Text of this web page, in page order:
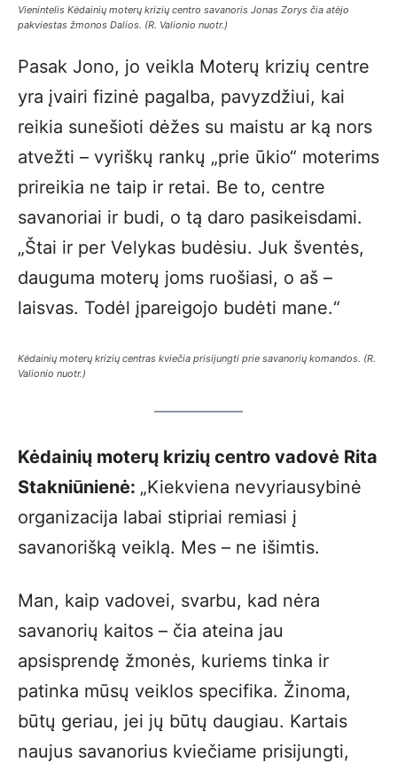
Vienintelis Kėdainių moterų krizių centro savanoris Jonas Zorys čia atėjo
pakviestas žmonos Dalios. (R. Valionio nuotr.)
Pasak Jono, jo veikla Moterų krizių centre
yra įvairi fizinė pagalba, pavyzdžiui, kai
reikia sunešioti dėžes su maistu ar ką nors
atvežti – vyriškų rankų „prie ūkio“ moterims
prireikia ne taip ir retai. Be to, centre
savanoriai ir budi, o tą daro pasikeisdami.
„Štai ir per Velykas budėsiu. Juk šventės,
dauguma moterų joms ruošiasi, o aš –
laisvas. Todėl įpareigojo budėti mane.“
Kėdainių moterų krizių centras kviečia prisijungti prie savanorių komandos. (R.
Valionio nuotr.)
Kėdainių moterų krizių centro vadovė Rita
Stakniūnienė: „Kiekviena nevyriausybinė
organizacija labai stipriai remiasi į
savanorišką veiklą. Mes – ne išimtis.
Man, kaip vadovei, svarbu, kad nėra
savanorių kaitos – čia ateina jau
apsisprendę žmonės, kuriems tinka ir
patinka mūsų veiklos specifika. Žinoma,
būtų geriau, jei jų būtų daugiau. Kartais
naujus savanorius kviečiame prisijungti,